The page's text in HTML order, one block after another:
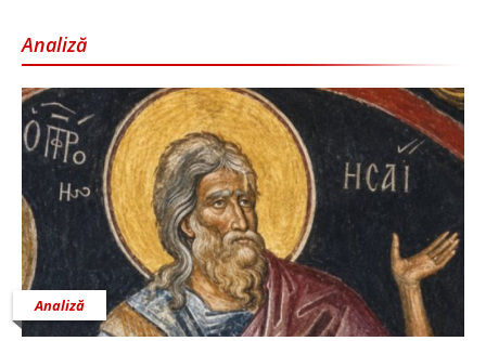
Analiză
Analiză